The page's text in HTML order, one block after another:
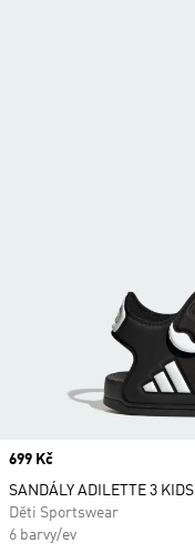
Price
699 Kč
SANDÁLY ADILETTE 3 KIDS
Děti Sportswear
6 barvy/ev